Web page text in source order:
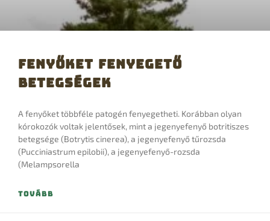
Fenyőket fenyegető
betegségek
A fenyőket többféle patogén fenyegetheti. Korábban olyan
kórokozók voltak jelentősek, mint a jegenyefenyő botritiszes
betegsége (Botrytis cinerea), a jegenyefenyő tűrozsda
(Pucciniastrum epilobii), a jegenyefenyő-rozsda
(Melampsorella
TOVÁBB